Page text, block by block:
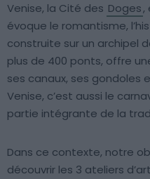
Venise, la Cité des Doges,
évoque le romantisme,
construite sur un archipel
plus de 400 ponts, offre
ses canaux, ses gondoles
Venise, c’est aussi le
partie intégrante de la
Dans ce contexte, notre
découvrir les 3 ateliers